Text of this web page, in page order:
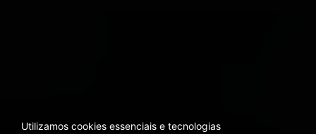
Utilizamos cookies essenciais e tecnologias